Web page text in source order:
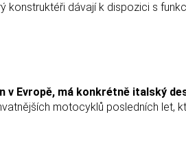
konstruktéři dávají k dispozici s
v Evropě, má konkrétně italský
motocyklů posledních let,